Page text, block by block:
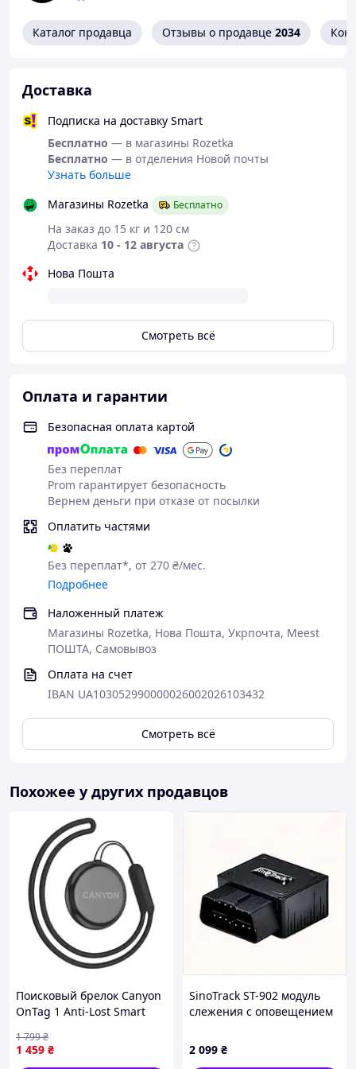
изменения угла направления движения
Состояние Новое
Напряжение аккумулятора 3.7 В
Емкость встроенной АКБ 10400 мАч
Габаритные размеры Длина 100 мм Ширина 80
мм Высота 20 мм Вес 0.35 кг
Тип упаковки Бумажная коробка
Гарантия 12 мес
Каталог продавца Отзывы о продавце 2034
Доставка
Подписка на доставку Smart
Бесплатно — в магазины Rozetka
Бесплатно — в отделения Новой почты
Узнать больше
Магазины Rozetka
Бесплатно
На заказ до 15 кг и 120 см
Доставка 10 - 12 августа
Нова Пошта
Смотреть всё
Оплата и гарантии
Безопасная оплата картой
Без переплат
Prom гарантирует безопасность
Вернем деньги при отказе от посылки
Оплатить частями
Без переплат*, от 270 ₴/мес.
Подробнее
Наложенный платеж
Магазины Rozetka, Нова Пошта, Укрпочта, Meest
ПОШТА, Самовывоз
Оплата на счет
IBAN UA103052990000026002026103432
Смотреть всё
Похожее у других продавцов
Поисковый брелок Canyon
OnTag 1 Anti-Lost Smart
шт (CNE-4XPT01BB)
1 459 ₴
1 799₴
SinoTrack ST-902 модуль
слежения с оповещением
2 099 ₴